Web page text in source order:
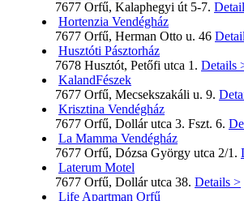
7677 Orfű, Kalaphegyi út 5-7.
Hortenzia Vendégház
7677 Orfű, Herman Otto u. 46
Husztóti Pásztorház
7678 Husztót, Petőfi utca 1. Details
KalandFészek
7677 Orfű, Mecsekszakáli u. 9.
Krisztina Vendégház
7677 Orfű, Dollár utca 3. Fszt. 6.
La Mamma Vendégház
7677 Orfű, Dózsa György utca 2/1.
Laterum Motel
7677 Orfű, Dollár utca 38. Details >
Life Apartman Orfű